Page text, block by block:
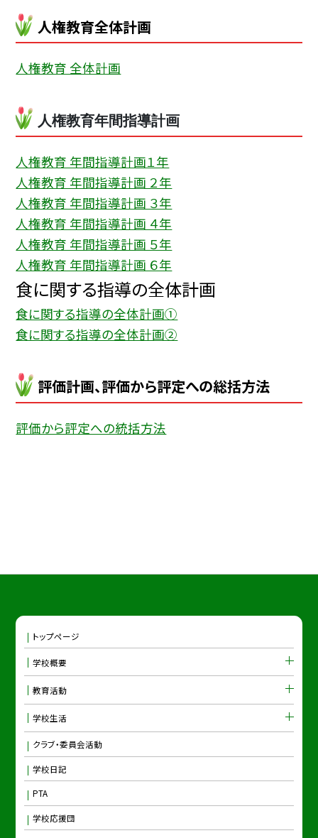
人権教育全体計画
人権教育 全体計画
人権教育年間指導計画
人権教育 年間指導計画１年
人権教育 年間指導計画 ２年
人権教育 年間指導計画 ３年
人権教育 年間指導計画 ４年
人権教育 年間指導計画 ５年
人権教育 年間指導計画 ６年
食に関する指導の全体計画
食に関する指導の全体計画①
食に関する指導の全体計画②
評価計画、評価から評定への総括方法
評価から評定への統括方法
トップページ
学校概要
教育活動
学校生活
クラブ・委員会活動
学校日記
PTA
学校応援団